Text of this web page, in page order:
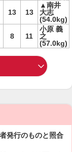
13 13
▲南井
大志
(54.0kg)
8 11
小原 義
之
(57.0kg)
発行のものと照合